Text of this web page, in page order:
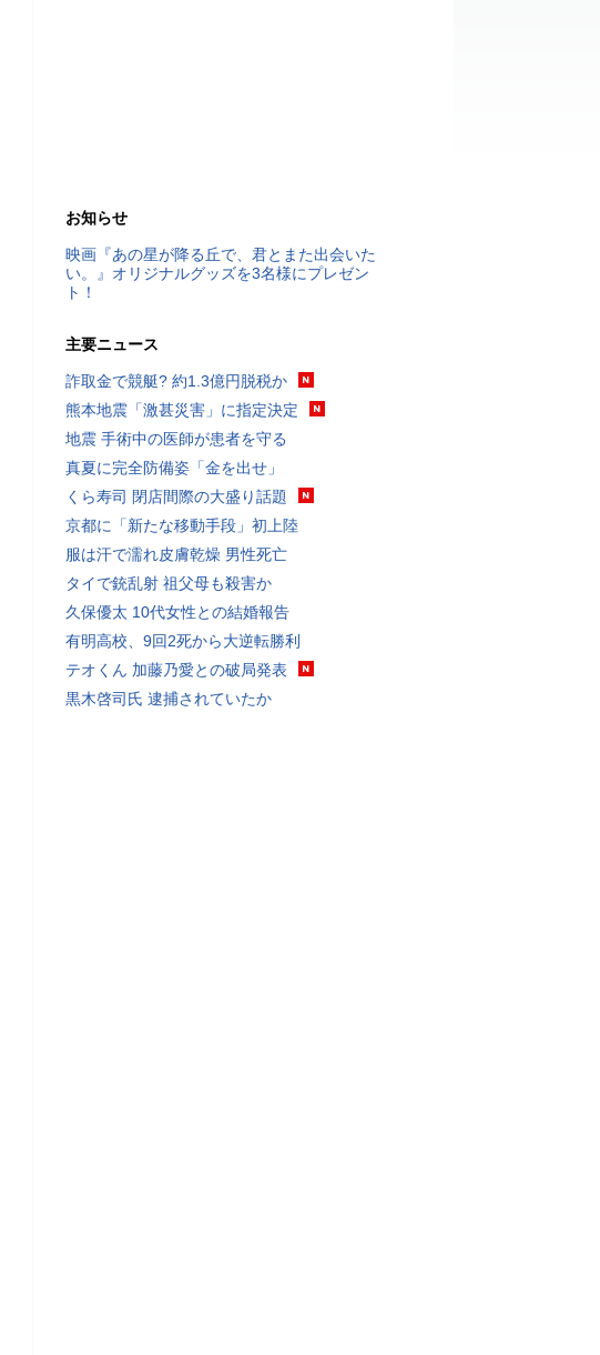
お知らせ
映画『あの星が降る丘で、君とまた出会いた
い。』オリジナルグッズを3名様にプレゼン
ト！
主要ニュース
詐取金で競艇? 約1.3億円脱税か
熊本地震「激甚災害」に指定決定
地震 手術中の医師が患者を守る
真夏に完全防備姿「金を出せ」
くら寿司 閉店間際の大盛り話題
京都に「新たな移動手段」初上陸
服は汗で濡れ皮膚乾燥 男性死亡
タイで銃乱射 祖父母も殺害か
久保優太 10代女性との結婚報告
有明高校、9回2死から大逆転勝利
テオくん 加藤乃愛との破局発表
黒木啓司氏 逮捕されていたか